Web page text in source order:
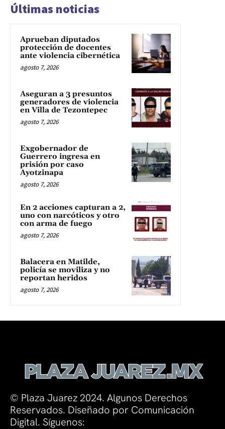
Últimas noticias
Aprueban diputados
protección de docentes
ante violencia cibernética
agosto 7, 2026
Aseguran a 3 presuntos
generadores de violencia
en Villa de Tezontepec
agosto 7, 2026
Exgobernador de
Guerrero ingresa en
prisión por caso
Ayotzinapa
agosto 7, 2026
En 2 acciones capturan a 2,
uno con narcóticos y otro
con arma de fuego
agosto 7, 2026
Balacera en Matilde,
policía se moviliza y no
reportan heridos
agosto 7, 2026
© Plaza Juarez 2024. Algunos Derechos
Reservados. Diseñado por Comunicación
Digital. Síguenos: